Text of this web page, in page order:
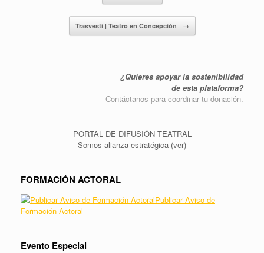
Trasvesti | Teatro en Concepción →
¿Quieres apoyar la sostenibilidad
de esta plataforma?
Contáctanos para coordinar tu donación.
PORTAL DE DIFUSIÓN TEATRAL
Somos alianza estratégica (ver)
FORMACIÓN ACTORAL
Publicar Aviso de
Formación Actoral
Evento Especial